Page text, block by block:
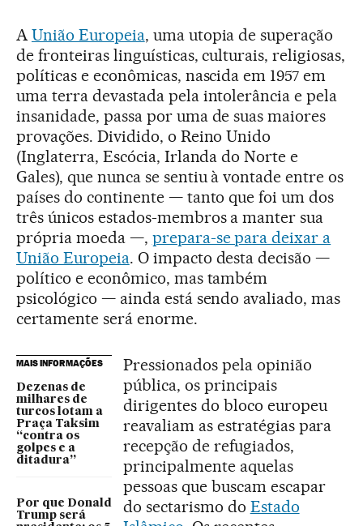
AUnião Europeia, uma utopia de superação
de fronteiras linguísticas, culturais, religiosas,
políticas e econômicas, nascida em 1957 em
uma terra devastada pela intolerância e pela
insanidade, passa por uma de suas maiores
provações. Dividido, o Reino Unido
(Inglaterra, Escócia, Irlanda do Norte e
Gales), que nunca se sentiu à vontade entre os
países do continente — tanto que foi um dos
três únicos estados-membros a manter sua
própria moeda —, prepara-se para deixar a
União Europeia. O impacto desta decisão —
político e econômico, mas também
psicológico — ainda está sendo avaliado, mas
certamente será enorme.
MAIS INFORMAÇÕES
Dezenas de
milhares de
turcos lotam a
Praça Taksim
“contra os
golpes e a
ditadura”
Por que Donald
Trump será
Pressionados pela opinião
pública, os principais
dirigentes do bloco europeu
reavaliam as estratégias para
recepção de refugiados,
principalmente aquelas
pessoas que buscam escapar
do sectarismo do Estado